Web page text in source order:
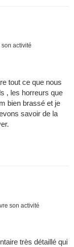
son activité
tout ce que nous
, les horreurs que
bien brassé et je
savoir de la
son activité
très détaillé qui